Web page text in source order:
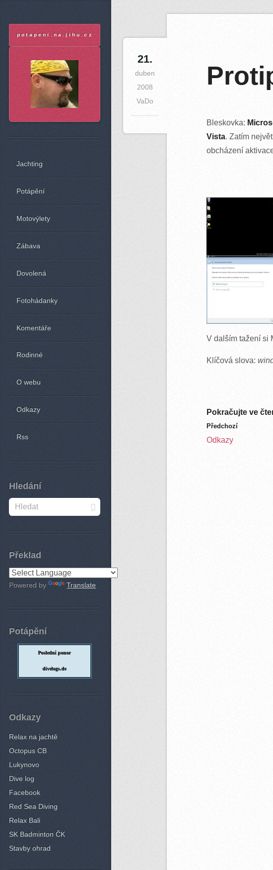
21.
duben
2008
VaDo
Bleskovka:
Vista. Zatím
obcházení
V dalším tažení si
Klíčová slova:
Pokračujte ve
Předchozí
Odkazy
potapeni.na.jihu.cz
Jachting
Potápění
Motovýlety
Zábava
Dovolená
Fotohádanky
Komentáře
Rodinné
O webu
Odkazy
Rss
Hledání
Překlad
Powered by Translate
Potápění
Poslední ponor
divelogs.de
Odkazy
Relax na jachtě
Octopus CB
Lukynovo
Dive log
Facebook
Red Sea Diving
Relax Bali
SK Badminton ČK
Stavby ohrad